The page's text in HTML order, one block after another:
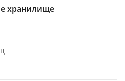
хранилище